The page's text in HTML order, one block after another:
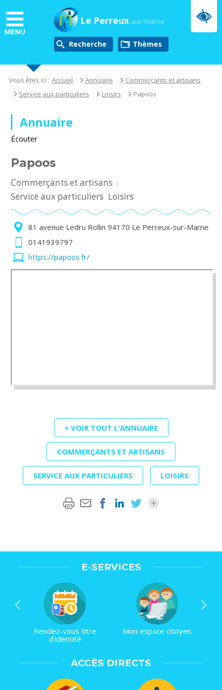
au
contenu
principal
MENU
Le Perreux-sur-Marne
Recherche thèmes
Vous êtes ici : Accueil Annuaire
Commerçants et artisans
Service aux particuliers
Loisirs Papoos
Annuaire
Écouter
Papoos
Commerçants et artisans :
Service aux particuliers Loisirs
81 avenue Ledru Rollin 94170 Le Perreux-sur-Marne
0141939797
https://papoos.fr/
+ VOIR TOUT L'ANNUAIRE
COMMERÇANTS ET ARTISANS
SERVICE AUX PARTICULIERS LOISIRS
E-SERVICES
Rendez-vous titre
d'identité
Mon espace citoyen
ACCÈS DIRECTS